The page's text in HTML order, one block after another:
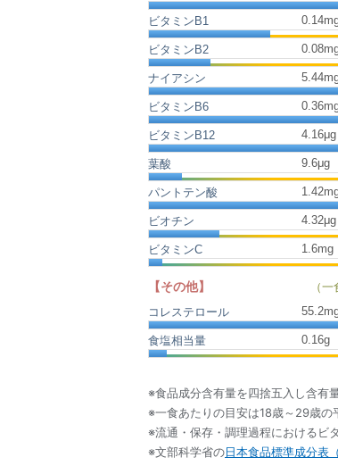
ビタミンB1
ビタミンB2
ナイアシン
ビタミンB6
ビタミンB12 4.16μg
葉酸 9.6μg
パントテン酸
ビオチン 4.32μg
ビタミンC 1.6mg
【その他】
（
コレステロール
55.2
食塩相当量 0.16g
※食品成分含有量を四捨五入し含有
※一食あたりの目安は18歳～29歳の
※流通・保存・調理過程におけるビ
※文部科学省の日本食品標準成分表